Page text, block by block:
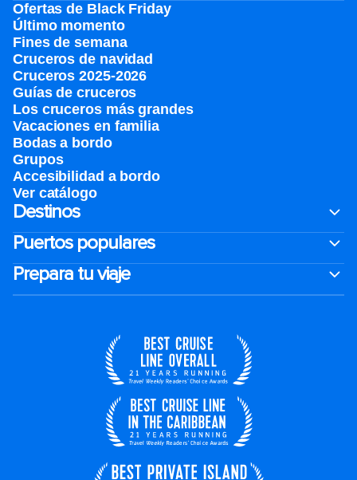
Ofertas de Black Friday
Último momento
Fines de semana
Cruceros de navidad
Cruceros 2025-2026
Guías de cruceros
Los cruceros más grandes
Vacaciones en familia
Bodas a bordo
Grupos
Accesibilidad a bordo
Ver catálogo
Destinos
Puertos populares
Prepara tu viaje